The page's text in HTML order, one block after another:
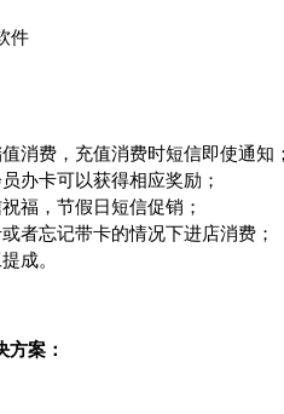
消费，充值消费时短信即使通知；
办卡可以获得相应奖励；
福，节假日短信促销；
者忘记带卡的情况下进店消费；
成。
案：